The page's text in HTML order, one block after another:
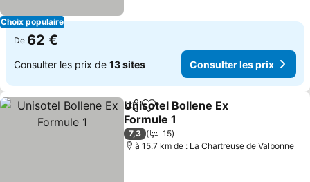
Choix populaire
De 62 €
Consulter les prix de 13 sites Consulter les prix
PartagerAjouter à mes favoris
Unisotel Bollene Ex
Formule 1
7,3
15
à 15.7 km de : La Chartreuse de Valbonne